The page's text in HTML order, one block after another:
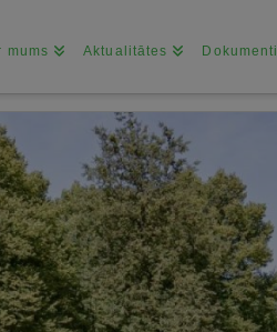
mums Aktualitātes Dokumenti